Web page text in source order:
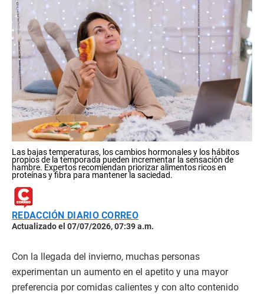
Las bajas temperaturas, los cambios hormonales y los hábitos
propios de la temporada pueden incrementar la sensación de
hambre. Expertos recomiendan priorizar alimentos ricos en
proteínas y fibra para mantener la saciedad.
REDACCIÓN DIARIO CORREO
Actualizado el 07/07/2026, 07:39 a.m.
Con la llegada del invierno, muchas personas
experimentan un aumento en el apetito y una mayor
preferencia por comidas calientes y con alto contenido